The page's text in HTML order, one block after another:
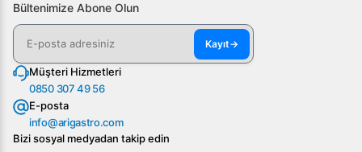
Bültenimize Abone Olun
Kayıt→
Müşteri Hizmetleri
0850 307 49 56
E-posta
info@arigastro.com
Bizi sosyal medyadan takip edin